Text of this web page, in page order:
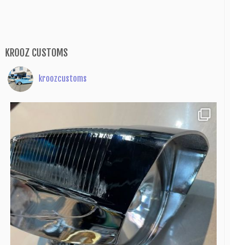
KROOZ CUSTOMS
kroozcustoms